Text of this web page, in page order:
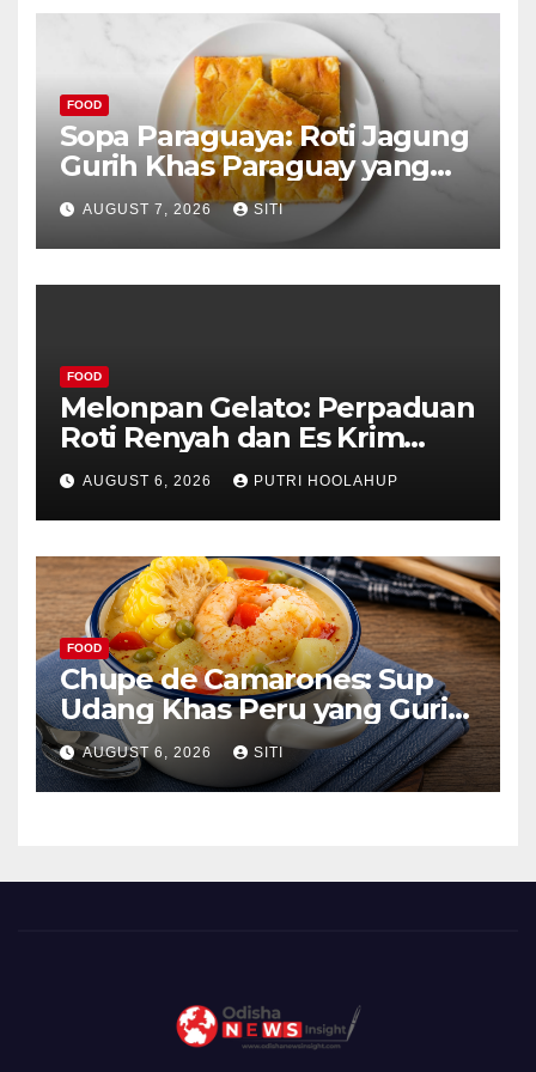
FOOD
Sopa Paraguaya: Roti Jagung
Gurih Khas Paraguay yang
Unik
AUGUST 7, 2026 SITI
FOOD
Melonpan Gelato: Perpaduan
Roti Renyah dan Es Krim
Lembut yang Menggoda
AUGUST 6, 2026 PUTRI HOOLAHUP
FOOD
Chupe de Camarones: Sup
Udang Khas Peru yang Gurih
Lezat
AUGUST 6, 2026 SITI